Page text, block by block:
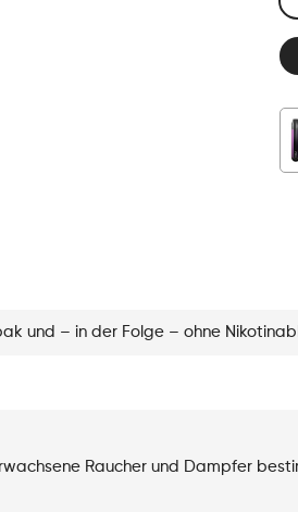
Puff
und – in der Folge – ohne
Raucher und Dampfer